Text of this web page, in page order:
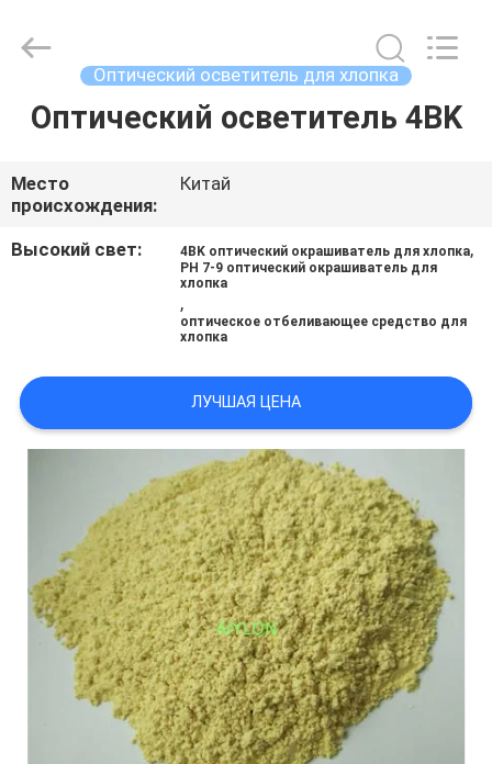
ДОМОЙ
ПРОДУКТЫ
ВИДЕОЗАПИСИ
ЭКСКУРСИЯ
ЗАВОДУ
КОНТРОЛЬ
КАЧЕСТВА
ЗАПРОСИТЕ
ЦИТАТУ
COMPANY
LIMITED.
Оптический осветитель для хлопка
Оптический осветитель 4BK
Место
происхождения:
Китай
Высокий свет: 4BK оптический окрашиватель для хлопка,
PH 7-9 оптический окрашиватель для
хлопка
,
оптическое отбеливающее средство для
хлопка
ЛУЧШАЯ ЦЕНА